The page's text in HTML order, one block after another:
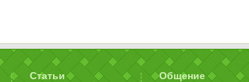
Статьи Общение